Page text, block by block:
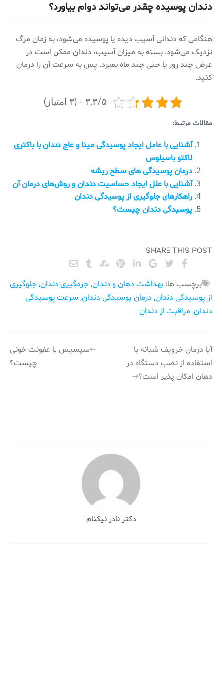
دندان پوسیده چقدر می‌تواند دوام بیاورد؟
هنگامی که دندانی آسیب دیده یا پوسیده می‌شود، به زمان مرگ
نزدیک می‌شود. بسته به میزان آسیب، دندان ممکن است در
عرض چند روز یا حتی چند ماه بمیرد. پس به سرعت آن را درمان
کنید.
۳.۳/۵ - (۳ امتیاز)
مقالات مرتبط:
آشنایی با عامل ایجاد پوسیدگی مینا و عاج دندان با باکتری
لاکتو باسیلوس
درمان پوسیدگی ‌های سطح ریشه
آشنایی با علل ایجاد حساسیت دندان و روش‌های درمان آن
راهکارهای جلوگیری از پوسیدگی دندان
پوسیدگی دندان چیست؟
SHARE THIS POST
برچسب ها: بهداشت دهان و دندان, جرمگیری دندان, جلوگیری
از پوسیدگی دندان, درمان پوسیدگی دندان, سرعت پوسیدگی
دندان, مراقبت از دندان
راهبری
نوشته
سپسیس یا عفونت خونی
چیست؟
آیا درمان خروپف شبانه با
استفاده از نصب دستگاه در
دهان امکان پذیر است؟
دکتر نادر نیکنام